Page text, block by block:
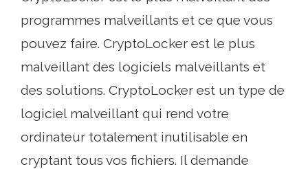
programmes malveillants et ce que vous
pouvez faire. CryptoLocker est le plus
malveillant des logiciels malveillants et
des solutions. CryptoLocker est un type de
logiciel malveillant qui rend votre
ordinateur totalement inutilisable en
cryptant tous vos fichiers. Il demande